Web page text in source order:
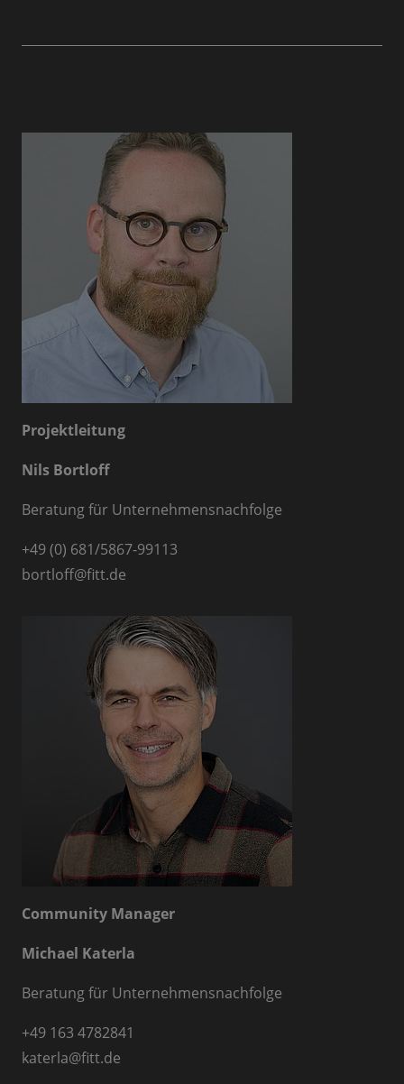
Projektleitung
Nils Bortloff
Beratung für Unternehmensnachfolge
+49 (0) 681/5867-99113
bortloff@fitt.de
Community Manager
Michael Katerla
Beratung für Unternehmensnachfolge
+49 163 4782841
katerla@fitt.de